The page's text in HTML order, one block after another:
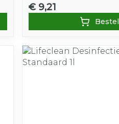
€ 9,21
Bestel